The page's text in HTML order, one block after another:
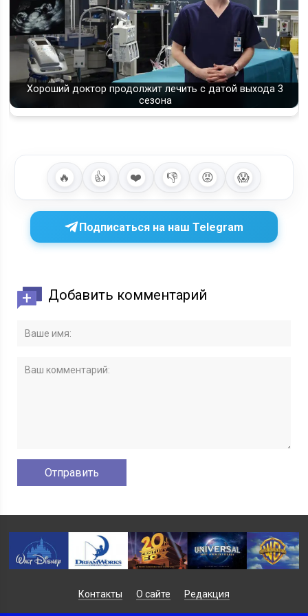
Хороший доктор продолжит лечить с датой выхода 3
сезона
🔥 👍 ❤️ 👎 😡 😱
Подписаться на наш Telegram
Добавить комментарий
Контакты О сайте Редакция